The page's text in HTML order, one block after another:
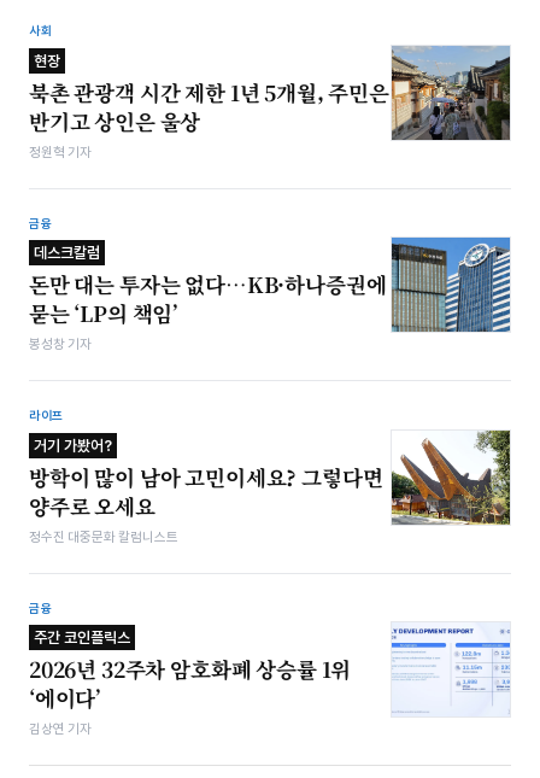
사회
현장
북촌 관광객 시간 제한 1년 5개월, 주민은
반기고 상인은 울상
정원혁 기자
금융
데스크칼럼
돈만 대는 투자는 없다…KB·하나증권에
묻는 ‘LP의 책임’
봉성창 기자
라이프
거기 가봤어?
방학이 많이 남아 고민이세요? 그렇다면
양주로 오세요
정수진 대중문화 칼럼니스트
금융
주간 코인플릭스
2026년 32주차 암호화폐 상승률 1위
‘에이다’
김상연 기자